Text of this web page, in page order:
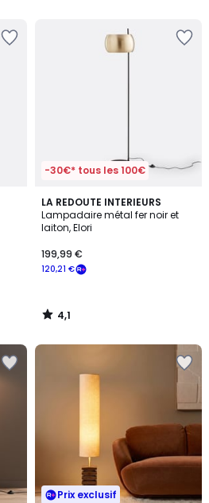
-30€* tous les 100€
LA REDOUTE INTERIEURS
Lampadaire métal fer noir et
laiton, Elori
120,21 €
199,99 €
4,1
/ 5
4,1
/
Prix exclusif